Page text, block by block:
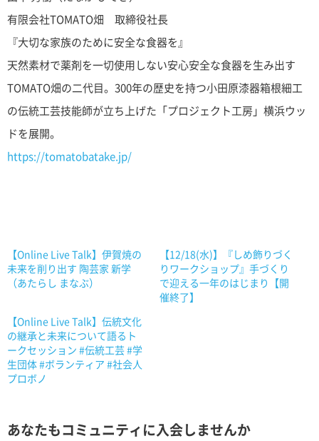
有限会社TOMATO畑 取締役社長
『大切な家族のために安全な食器を』
天然素材で薬剤を一切使用しない安心安全な食器を生み出す
TOMATO畑の二代目。300年の歴史を持つ小田原漆器箱根細工
の伝統工芸技能師が立ち上げた「プロジェクト工房」横浜ウッ
ドを展開。
https://tomatobatake.jp/
【Online Live Talk】伊賀焼の
未来を削り出す 陶芸家 新学
（あたらし まなぶ）
【12/18(水)】『しめ飾りづく
りワークショップ』手づくり
で迎える一年のはじまり【開
催終了】
【Online Live Talk】伝統文化
の継承と未来について語るト
ークセッション #伝統工芸 #学
生団体 #ボランティア #社会人
プロボノ
あなたもコミュニティに入会しませんか